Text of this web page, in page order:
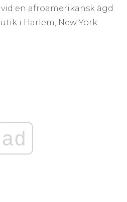
en afroamerikansk ägd
i Harlem, New York.
ad